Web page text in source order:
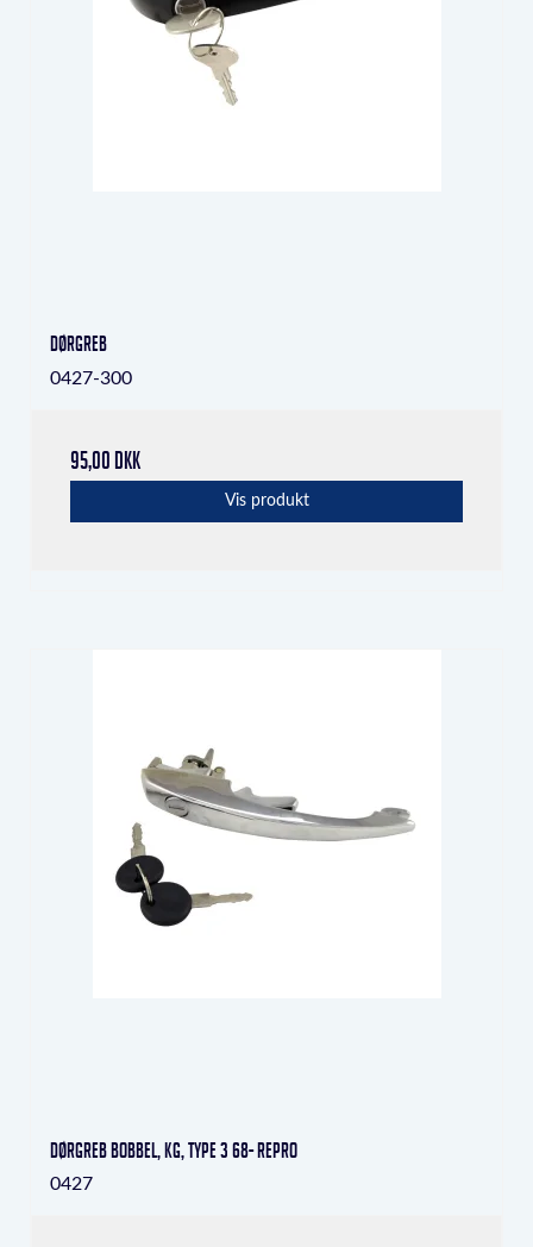
Dørgreb
0427-300
95,00 DKK
Vis produkt
Dørgreb Bobbel, KG, Type 3 68- repro
0427